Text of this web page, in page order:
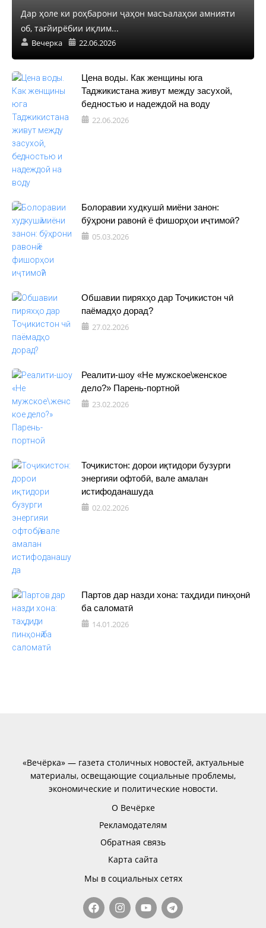
Дар ҳоле ки роҳбарони ҷаҳон масъалаҳои амнияти
об, тағйирёбии иқлим...
Вечерка 22.06.2026
Цена воды. Как женщины юга
Таджикистана живут между засухой,
бедностью и надеждой на воду
22.06.2026
Болоравии худкушӣ миёни занон:
бӯҳрони равонӣ ё фишорҳои иҷтимоӣ?
05.03.2026
Обшавии пиряхҳо дар Тоҷикистон чӣ
паёмадҳо дорад?
27.02.2026
Реалити-шоу «Не мужское\женское
дело?» Парень-портной
23.02.2026
Тоҷикистон: дорои иқтидори бузурги
энергияи офтобӣ, вале амалан
истифоданашуда
02.02.2026
Партов дар назди хона: таҳдиди пинҳонӣ
ба саломатӣ
14.01.2026
«Вечёрка» — газета столичных новостей, актуальные
материалы, освещающие социальные проблемы,
экономические и политические новости.
О Вечёрке
Рекламодателям
Обратная связь
Карта сайта
Мы в социальных сетях